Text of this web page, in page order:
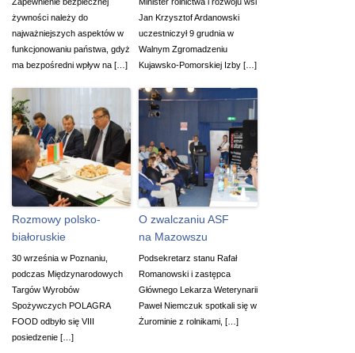
żywności należy do
najważniejszych aspektów w
funkcjonowaniu państwa, gdyż
ma bezpośredni wpływ na […]
Jan Krzysztof Ardanowski
uczestniczył 9 grudnia w
Walnym Zgromadzeniu
Kujawsko-Pomorskiej Izby […]
Rozmowy polsko-
białoruskie
30 września w Poznaniu,
podczas Międzynarodowych
Targów Wyrobów
Spożywczych POLAGRA
FOOD odbyło się VIII
posiedzenie […]
O zwalczaniu ASF
na Mazowszu
Podsekretarz stanu Rafał
Romanowski i zastępca
Głównego Lekarza Weterynarii
Paweł Niemczuk spotkali się w
Żurominie z rolnikami, […]